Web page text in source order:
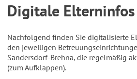
Digitale Elterninfos
Nachfolgend finden Sie digitalisierte
den jeweiligen
Sandersdorf-Brehna, die regelmäßig
(zum Aufklappen).